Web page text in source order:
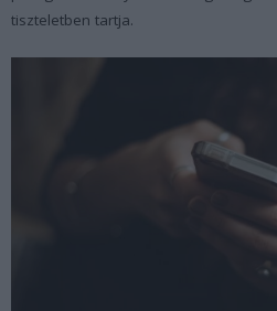
tiszteletben tartja.